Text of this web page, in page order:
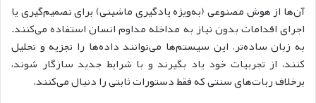
آن‌ها از هوش مصنوعی (به‌ویژه یادگیری ماشینی) برای تصمیم‌گیری یا
اجرای اقدامات بدون نیاز به مداخله مداوم انسان استفاده می‌کنند.
به زبان ساده‌تر، این سیستم‌ها می‌توانند داده‌ها را تجزیه و تحلیل
کنند، از تجربیات خود یاد بگیرند و با شرایط جدید سازگار شوند،
برخلاف ربات‌های سنتی که فقط دستورات ثابتی را دنبال می‌کنند.